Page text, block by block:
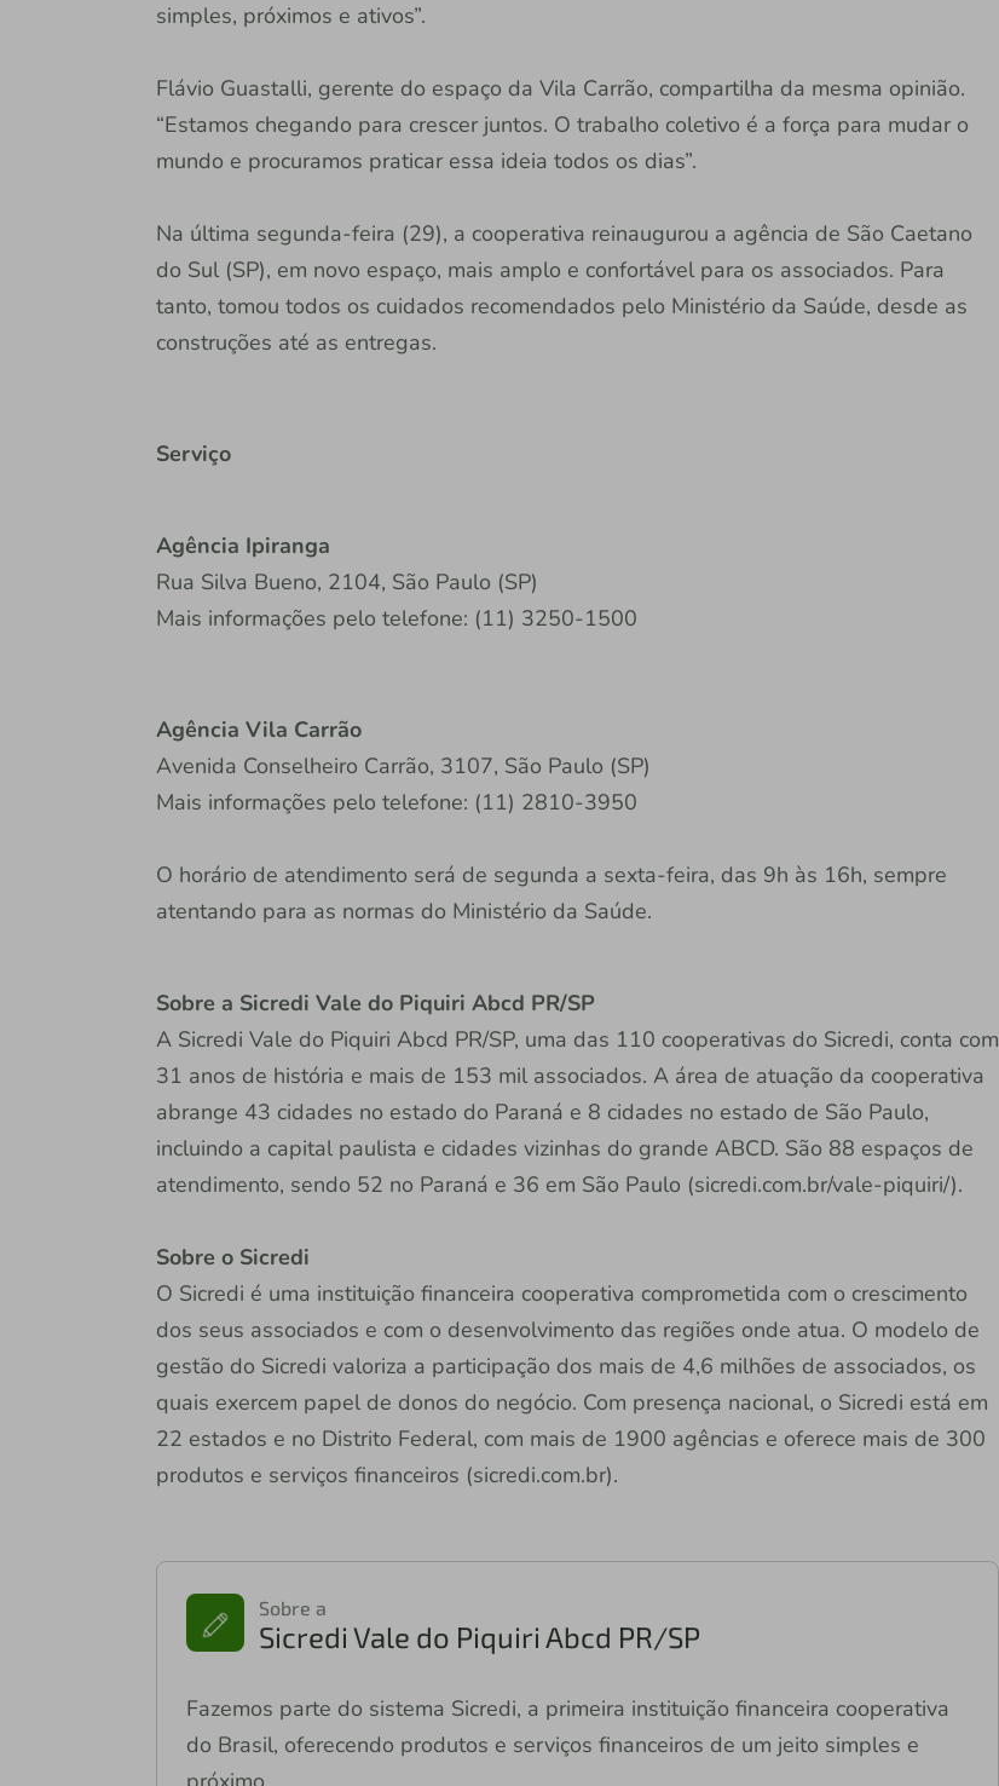
simples, próximos e ativos”.
Flávio Guastalli, gerente do espaço da Vila Carrão, compartilha da mesma opinião.
“Estamos chegando para crescer juntos. O trabalho coletivo é a força para mudar o
mundo e procuramos praticar essa ideia todos os dias”.
Na última segunda-feira (29), a cooperativa reinaugurou a agência de São Caetano
do Sul (SP), em novo espaço, mais amplo e confortável para os associados. Para
tanto, tomou todos os cuidados recomendados pelo Ministério da Saúde, desde as
construções até as entregas.
Serviço
Agência Ipiranga
Rua Silva Bueno, 2104, São Paulo (SP)
Mais informações pelo telefone: (11) 3250-1500
Agência Vila Carrão
Avenida Conselheiro Carrão, 3107, São Paulo (SP)
Mais informações pelo telefone: (11) 2810-3950
O horário de atendimento será de segunda a sexta-feira, das 9h às 16h, sempre
atentando para as normas do Ministério da Saúde.
Sobre a Sicredi Vale do Piquiri Abcd PR/SP
A Sicredi Vale do Piquiri Abcd PR/SP, uma das 110 cooperativas do Sicredi, conta com
31 anos de história e mais de 153 mil associados. A área de atuação da cooperativa
abrange 43 cidades no estado do Paraná e 8 cidades no estado de São Paulo,
incluindo a capital paulista e cidades vizinhas do grande ABCD. São 88 espaços de
atendimento, sendo 52 no Paraná e 36 em São Paulo (sicredi.com.br/vale-piquiri/).
Sobre o Sicredi
O Sicredi é uma instituição financeira cooperativa comprometida com o crescimento
dos seus associados e com o desenvolvimento das regiões onde atua. O modelo de
gestão do Sicredi valoriza a participação dos mais de 4,6 milhões de associados, os
quais exercem papel de donos do negócio. Com presença nacional, o Sicredi está em
22 estados e no Distrito Federal, com mais de 1900 agências e oferece mais de 300
produtos e serviços financeiros (sicredi.com.br).
Sobre a
Sicredi Vale do Piquiri Abcd PR/SP
Fazemos parte do sistema Sicredi, a primeira instituição financeira cooperativa
do Brasil, oferecendo produtos e serviços financeiros de um jeito simples e